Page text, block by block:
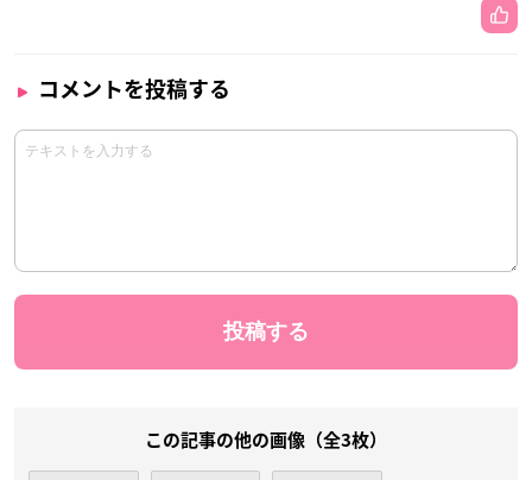
コメントを投稿する
この記事の他の画像（全3枚）